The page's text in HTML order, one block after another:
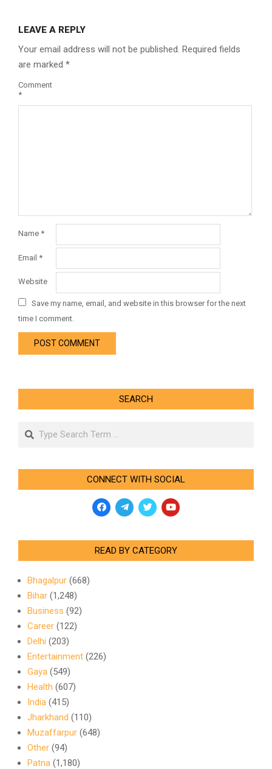
LEAVE A REPLY
Your email address will not be published. Required fields
are marked *
Comment
*
Name *
Email *
Website
Save my name, email, and website in this browser for the next
time I comment.
SEARCH
Search
CONNECT WITH SOCIAL
READ BY CATEGORY
Bhagalpur (668)
Bihar (1,248)
Business (92)
Career (122)
Delhi (203)
Entertainment (226)
Gaya (549)
Health (607)
India (415)
Jharkhand (110)
Muzaffarpur (648)
Other (94)
Patna (1,180)